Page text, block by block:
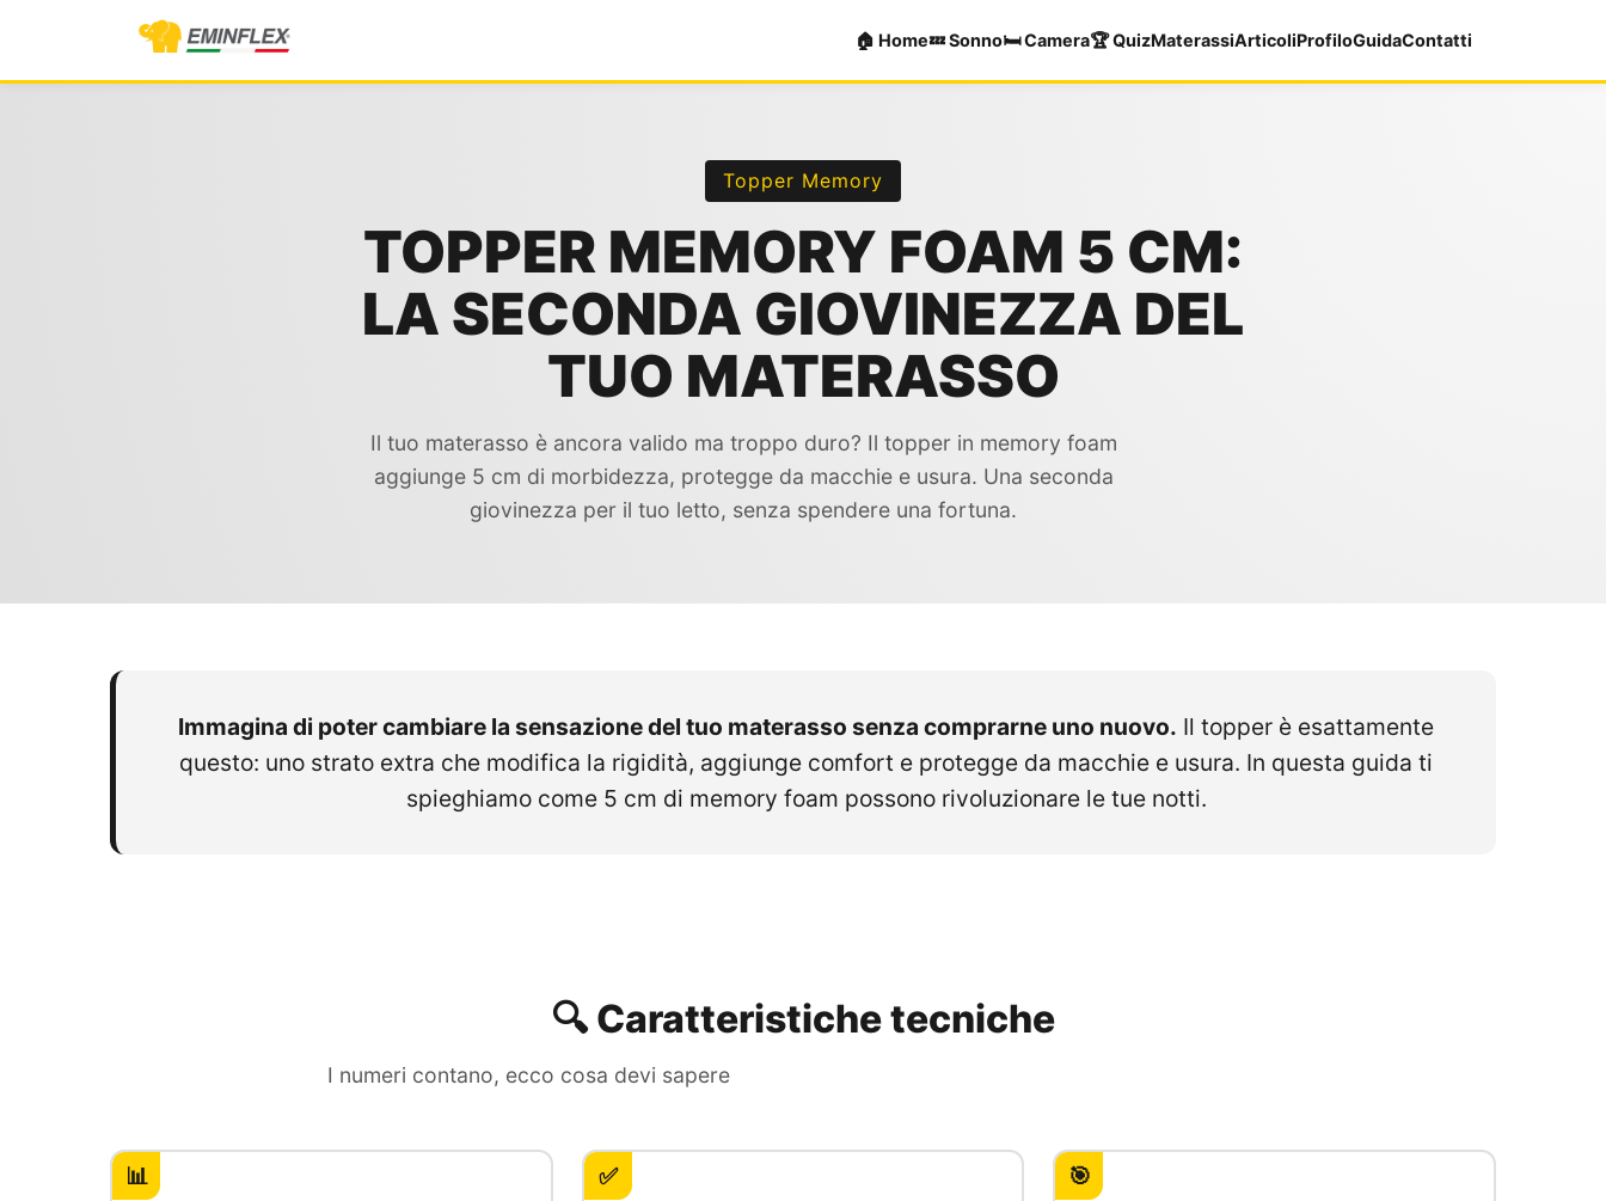
🏠 Home💤 Sonno🛏️ Camera🏆 QuizMaterassiArticoliProfiloGuidaContatti
Topper Memory
TOPPER MEMORY FOAM 5 CM:
LA SECONDA GIOVINEZZA DEL
TUO MATERASSO
Il tuo materasso è ancora valido ma troppo duro? Il topper in memory foam
aggiunge 5 cm di morbidezza, protegge da macchie e usura. Una seconda
giovinezza per il tuo letto, senza spendere una fortuna.
Immagina di poter cambiare la sensazione del tuo materasso senza comprarne uno nuovo. Il topper è esattamente
questo: uno strato extra che modifica la rigidità, aggiunge comfort e protegge da macchie e usura. In questa guida ti
spieghiamo come 5 cm di memory foam possono rivoluzionare le tue notti.
🔍 Caratteristiche tecniche
I numeri contano, ecco cosa devi sapere
📊 ✅ 🎯